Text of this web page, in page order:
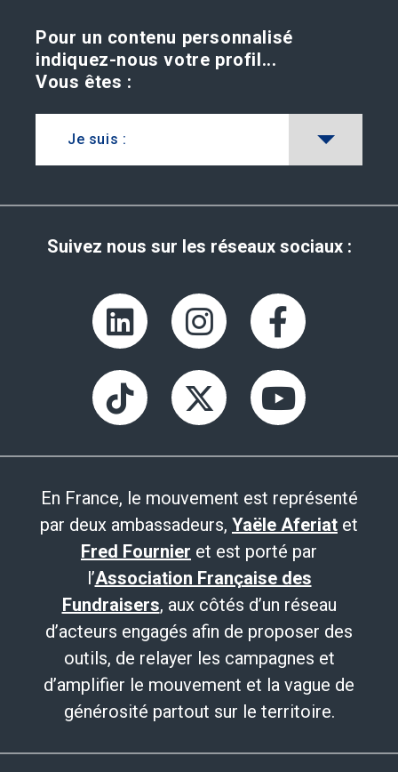
Pour un contenu personnalisé
indiquez-nous votre profil...
Vous êtes :
Je suis :
Suivez nous sur les réseaux sociaux :
En France, le mouvement est représenté
par deux ambassadeurs, Yaële Aferiat et
Fred Fournier et est porté par
l’Association Française des
Fundraisers, aux côtés d’un réseau
d’acteurs engagés afin de proposer des
outils, de relayer les campagnes et
d’amplifier le mouvement et la vague de
générosité partout sur le territoire.